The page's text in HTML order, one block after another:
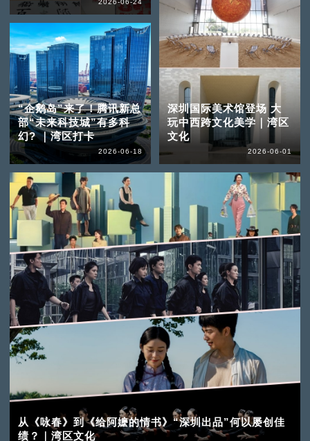
2026-06-24
“企鹅岛”来了！腾讯新总
部“未来科技城”有多科
幻? ｜湾区打卡
2026-06-18
从《咏春》到《给阿嬷的情书》“深圳出品”何以屡创佳
绩？｜湾区文化
深圳国际美术馆登场 大
玩中西跨文化美学｜湾区
文化
2026-06-01